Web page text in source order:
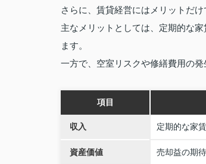
さらに、賃貸経営にはメリットだけ
主なメリットとしては、定期的な
ます。
一方で、空室リスクや修繕費用の発
項目
収入 定期的な家
資産価値 売却益の期待